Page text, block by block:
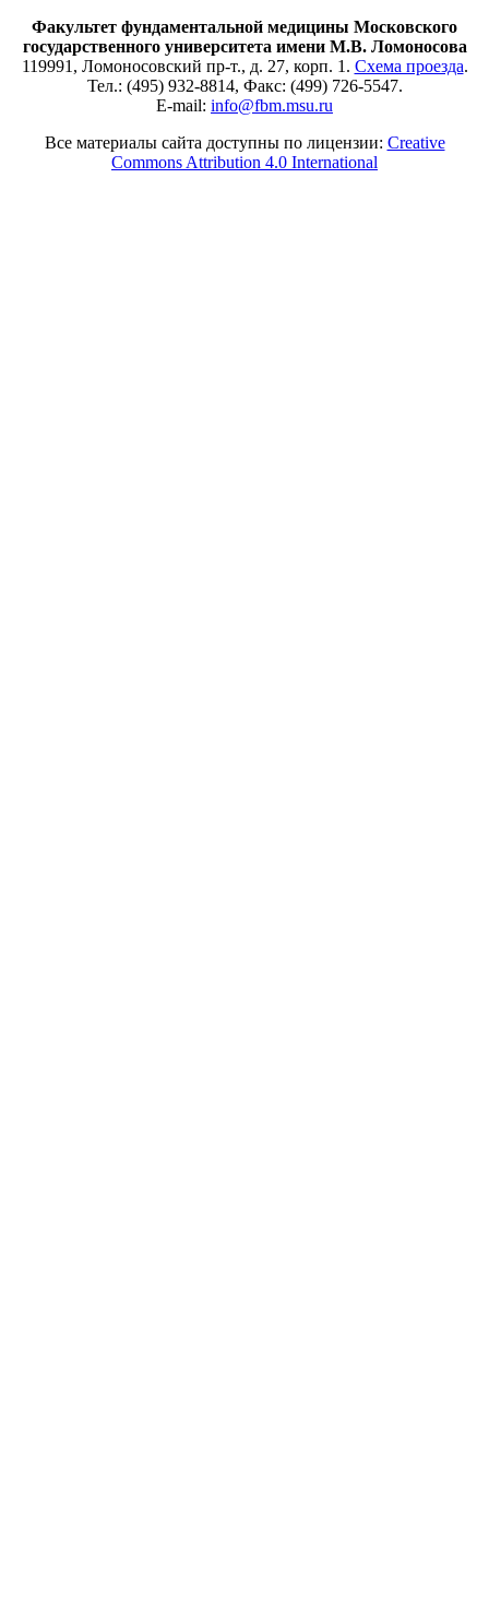
Факультет фундаментальной медицины Московского
государственного университета имени М.В. Ломоносова
119991, Ломоносовский пр-т., д. 27, корп. 1. Схема проезда.
Тел.: (495) 932-8814, Факс: (499) 726-5547.
E-mail: info@fbm.msu.ru
Все материалы сайта доступны по лицензии: Creative
Commons Attribution 4.0 International